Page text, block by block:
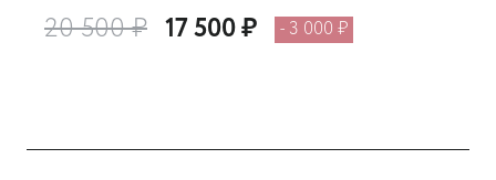
20 500 ₽ 17 500 ₽ - 3 000 ₽